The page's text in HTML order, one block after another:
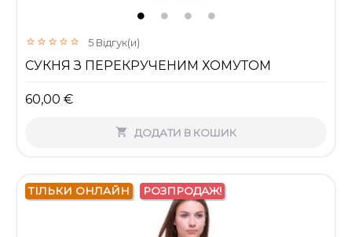
5 Відгук(и)
СУКНЯ З ПЕРЕКРУЧЕНИМ ХОМУТОМ
60,00 €
 ДОДАТИ В КОШИК
ТІЛЬКИ ОНЛАЙН РОЗПРОДАЖ!